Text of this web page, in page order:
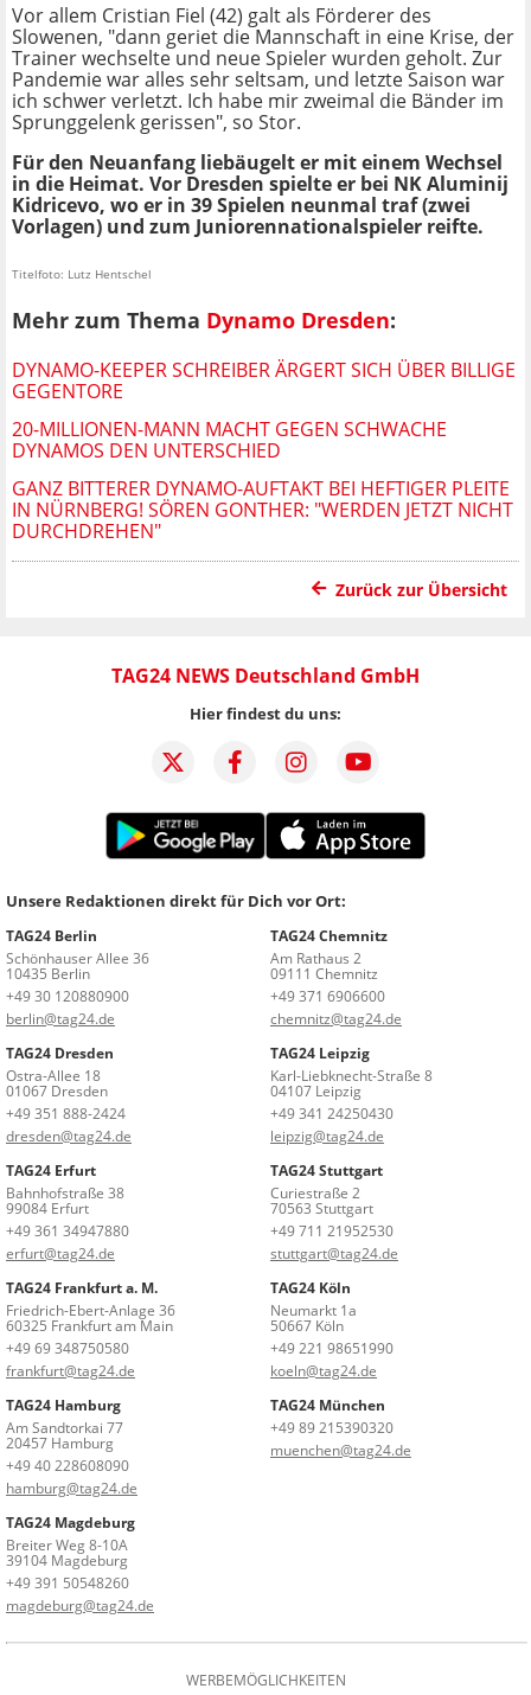
Vor allem Cristian Fiel (42) galt als Förderer des
Slowenen, "dann geriet die Mannschaft in eine Krise, der
Trainer wechselte und neue Spieler wurden geholt. Zur
Pandemie war alles sehr seltsam, und letzte Saison war
ich schwer verletzt. Ich habe mir zweimal die Bänder im
Sprunggelenk gerissen", so Stor.
Für den Neuanfang liebäugelt er mit einem Wechsel
in die Heimat. Vor Dresden spielte er bei NK Aluminij
Kidricevo, wo er in 39 Spielen neunmal traf (zwei
Vorlagen) und zum Juniorennationalspieler reifte.
Titelfoto: Lutz Hentschel
Mehr zum Thema Dynamo Dresden:
DYNAMO-KEEPER SCHREIBER ÄRGERT SICH ÜBER BILLIGE
GEGENTORE
20-MILLIONEN-MANN MACHT GEGEN SCHWACHE
DYNAMOS DEN UNTERSCHIED
GANZ BITTERER DYNAMO-AUFTAKT BEI HEFTIGER PLEITE
IN NÜRNBERG! SÖREN GONTHER: "WERDEN JETZT NICHT
DURCHDREHEN"
Zurück zur Übersicht
TAG24 NEWS Deutschland GmbH
Hier findest du uns:
Unsere Redaktionen direkt für Dich vor Ort:
TAG24 Berlin
Schönhauser Allee 36
10435 Berlin
+49 30 120880900
berlin@tag24.de
TAG24 Chemnitz
Am Rathaus 2
09111 Chemnitz
+49 371 6906600
chemnitz@tag24.de
TAG24 Dresden
Ostra-Allee 18
01067 Dresden
+49 351 888-2424
dresden@tag24.de
TAG24 Leipzig
Karl-Liebknecht-Straße 8
04107 Leipzig
+49 341 24250430
leipzig@tag24.de
TAG24 Erfurt
Bahnhofstraße 38
99084 Erfurt
+49 361 34947880
erfurt@tag24.de
TAG24 Stuttgart
Curiestraße 2
70563 Stuttgart
+49 711 21952530
stuttgart@tag24.de
TAG24 Frankfurt a. M.
Friedrich-Ebert-Anlage 36
60325 Frankfurt am Main
+49 69 348750580
frankfurt@tag24.de
TAG24 Köln
Neumarkt 1a
50667 Köln
+49 221 98651990
koeln@tag24.de
TAG24 Hamburg
Am Sandtorkai 77
20457 Hamburg
+49 40 228608090
hamburg@tag24.de
TAG24 München
+49 89 215390320
muenchen@tag24.de
TAG24 Magdeburg
Breiter Weg 8-10A
39104 Magdeburg
+49 391 50548260
magdeburg@tag24.de
WERBEMÖGLICHKEITEN